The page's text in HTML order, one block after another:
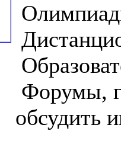
Форумы,
обсудить